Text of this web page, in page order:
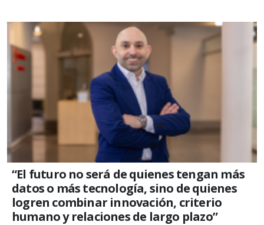
“El futuro no será de quienes tengan más
datos o más tecnología, sino de quienes
logren combinar innovación, criterio
humano y relaciones de largo plazo”